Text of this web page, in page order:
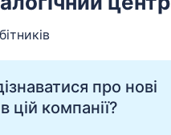
про нові
цій компанії?